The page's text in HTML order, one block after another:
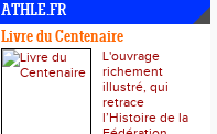
ATHLE.FR
Livre du Centenaire
L'ouvrage
richement
illustré, qui
retrace
l’Histoire de la